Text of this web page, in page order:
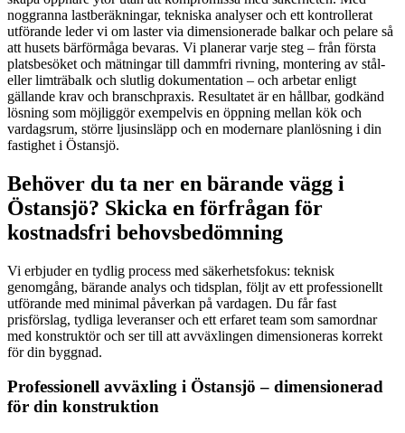
noggranna lastberäkningar, tekniska analyser och ett kontrollerat
utförande leder vi om laster via dimensionerade balkar och pelare så
att husets bärförmåga bevaras. Vi planerar varje steg – från första
platsbesöket och mätningar till dammfri rivning, montering av stål-
eller limträbalk och slutlig dokumentation – och arbetar enligt
gällande krav och branschpraxis. Resultatet är en hållbar, godkänd
lösning som möjliggör exempelvis en öppning mellan kök och
vardagsrum, större ljusinsläpp och en modernare planlösning i din
fastighet i Östansjö.
Behöver du ta ner en bärande vägg i
Östansjö? Skicka en förfrågan för
kostnadsfri behovsbedömning
Vi erbjuder en tydlig process med säkerhetsfokus: teknisk
genomgång, bärande analys och tidsplan, följt av ett professionellt
utförande med minimal påverkan på vardagen. Du får fast
prisförslag, tydliga leveranser och ett erfaret team som samordnar
med konstruktör och ser till att avväxlingen dimensioneras korrekt
för din byggnad.
Professionell avväxling i Östansjö – dimensionerad
för din konstruktion